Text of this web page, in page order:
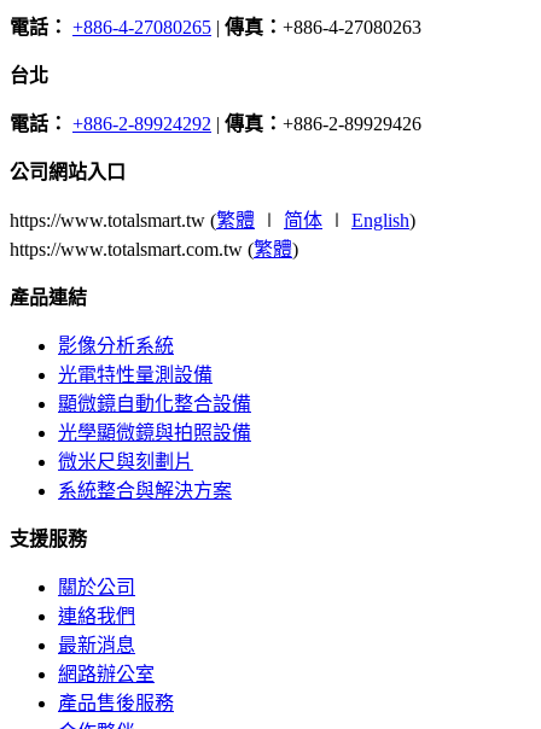
電話： +886-4-27080265 | 傳真： +886-4-27080263
台北
電話： +886-2-89924292 | 傳真： +886-2-89929426
公司網站入口
https://www.totalsmart.tw (繁體 ∣ 简体 ∣ English)
https://www.totalsmart.com.tw (繁體)
產品連結
影像分析系統
光電特性量測設備
顯微鏡自動化整合設備
光學顯微鏡與拍照設備
微米尺與刻劃片
系統整合與解決方案
支援服務
關於公司
連絡我們
最新消息
網路辦公室
產品售後服務